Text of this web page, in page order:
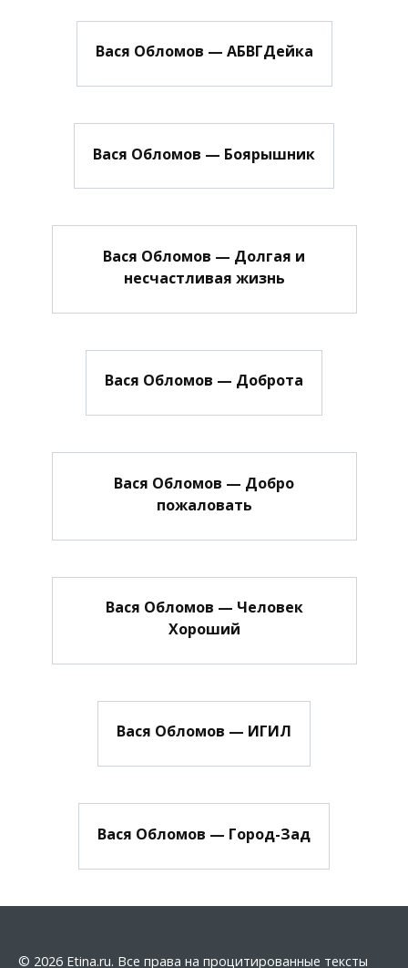
Вася Обломов — АБВГДейка
Вася Обломов — Боярышник
Вася Обломов — Долгая и
несчастливая жизнь
Вася Обломов — Доброта
Вася Обломов — Добро
пожаловать
Вася Обломов — Человек
Хороший
Вася Обломов — ИГИЛ
Вася Обломов — Город-Зад
© 2026 Etina.ru. Все права на процитированные тексты